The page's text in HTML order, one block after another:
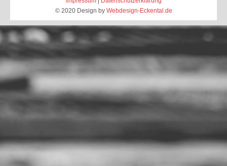
© 2020 Design by Webdesign-Eckental.de